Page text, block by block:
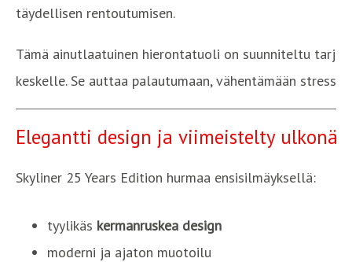
täydellisen rentoutumisen.
Tämä ainutlaatuinen hierontatuoli on suunniteltu
keskelle. Se auttaa palautumaan, vähentämään
Elegantti design ja viimeistelty
Skyliner 25 Years Edition hurmaa ensisilmäyksellä:
tyylikäs kermanruskea design
moderni ja ajaton muotoilu